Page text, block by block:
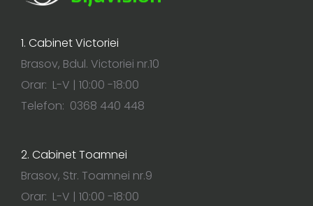
1. Cabinet Victoriei
Brasov, Bdul. Victoriei nr.10
Orar: L-V | 10:00 -18:00
Telefon: 0368 440 448
2. Cabinet Toamnei
Brasov, Str. Toamnei nr.9
Orar: L-V | 10:00 -18:00